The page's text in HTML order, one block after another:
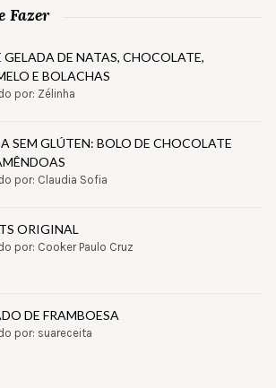
Fazer
GELADA DE NATAS, CHOCOLATE,
E BOLACHAS
por: Zélinha
SEM GLÚTEN: BOLO DE CHOCOLATE
por: Claudia Sofia
ORIGINAL
por: Cooker Paulo Cruz
DE FRAMBOESA
por: suareceita